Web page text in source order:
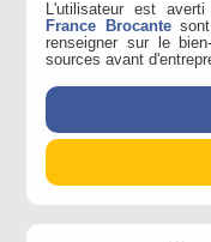
L'utilisateur est
France Brocantesont
renseigner sur le
sources avant